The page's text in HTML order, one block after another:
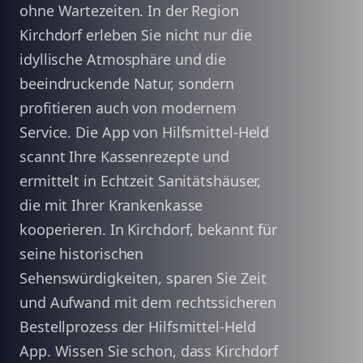
ohne Wartezeiten. In der Region
Kirchdorf erleben Sie nicht nur die
idyllische Atmosphäre und die
beeindruckende Natur, sondern
profitieren auch von modernem
Service. Die App von Hilfsmittel-Held
scannt Ihre Kassenrezepte und
ermittelt in Echtzeit Sanitätshäuser,
die mit Ihrer Krankenkasse
kooperieren. In Kirchdorf, bekannt für
seine historischen
Sehenswürdigkeiten, sparen Sie Zeit
und Aufwand mit dem rechtssicheren
Bestellprozess der Hilfsmittel-Held
App. Wissen Sie schon, dass Kirchdorf